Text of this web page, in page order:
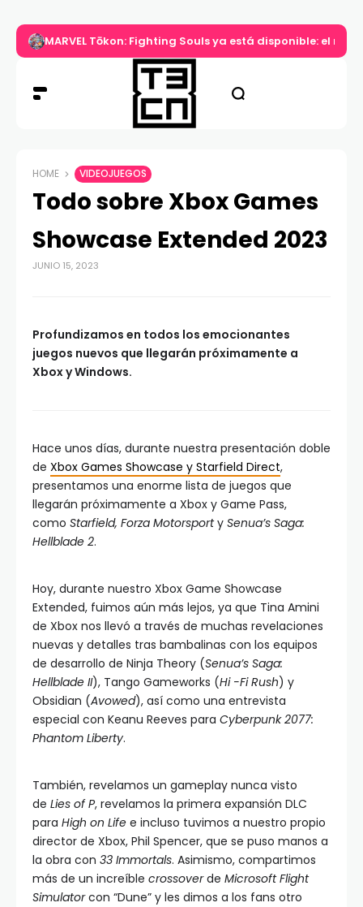
MARVEL Tōkon: Fighting Souls ya está disponible: el
HOME VIDEOJUEGOS
Todo sobre Xbox Games
Showcase Extended 2023
JUNIO 15, 2023
Profundizamos en todos los emocionantes
juegos nuevos que llegarán próximamente a
Xbox y Windows.
Hace unos días, durante nuestra presentación doble
de Xbox Games Showcase y Starfield Direct,
presentamos una enorme lista de juegos que
llegarán próximamente a Xbox y Game Pass,
como Starfield, Forza Motorsporty Senua’s Saga:
Hellblade 2.
Hoy, durante nuestro Xbox Game Showcase
Extended, fuimos aún más lejos, ya que Tina Amini
de Xbox nos llevó a través de muchas revelaciones
nuevas y detalles tras bambalinas con los equipos
de desarrollo de Ninja Theory (Senua’s Saga:
Hellblade II), Tango Gameworks (Hi -Fi Rush) y
Obsidian (Avowed), así como una entrevista
especial con Keanu Reeves para Cyberpunk 2077:
Phantom Liberty.
También, revelamos un gameplay nunca visto
de Lies of P, revelamos la primera expansión DLC
para High on Life e incluso tuvimos a nuestro propio
director de Xbox, Phil Spencer, que se puso manos a
la obra con 33 Immortals. Asimismo, compartimos
más de un increíble crossoverde Microsoft Flight
Simulatorcon “Dune” y les dimos a los fans otro